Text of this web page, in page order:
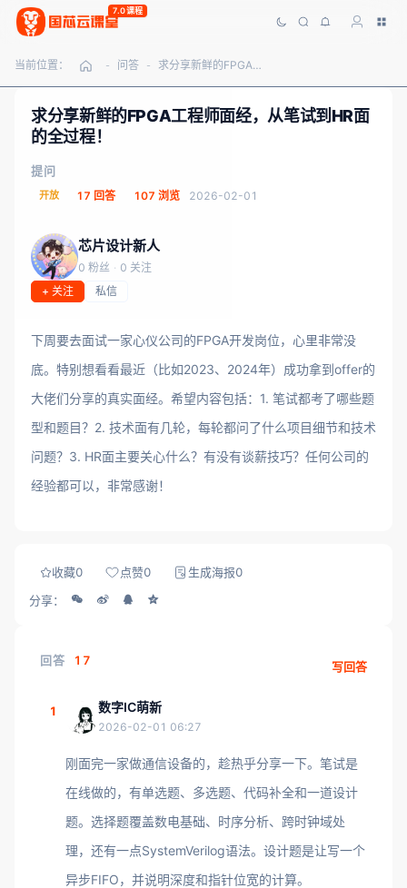
7.0课程
当前位置： - 问答 - 求分享新鲜的FPGA工程师面经，从笔试到HR面的全过程！
求分享新鲜的FPGA工程师面经，从笔试到HR面
的全过程！
提问
开放 17 回答 107 浏览 2026-02-01
芯片设计新人
0 粉丝 · 0 关注
+ 关注
私信
下周要去面试一家心仪公司的FPGA开发岗位，心里非常没
底。特别想看看最近（比如2023、2024年）成功拿到offer的
大佬们分享的真实面经。希望内容包括：1. 笔试都考了哪些题
型和题目？2. 技术面有几轮，每轮都问了什么项目细节和技术
问题？3. HR面主要关心什么？有没有谈薪技巧？任何公司的
经验都可以，非常感谢！
收藏0 点赞0 生成海报0
分享：
回答 17 写回答
1 数字IC萌新
2026-02-01 06:27
刚面完一家做通信设备的，趁热乎分享一下。笔试是
在线做的，有单选题、多选题、代码补全和一道设计
题。选择题覆盖数电基础、时序分析、跨时钟域处
理，还有一点SystemVerilog语法。设计题是让写一个
异步FIFO，并说明深度和指针位宽的计算。